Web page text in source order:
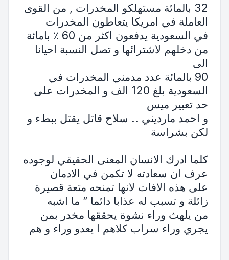
32 بالمائة مستهلكو المخدرات , من القوى
العاملة في امريكا يتعاطون المخدرات
في السعودية يدفعون اكثر من 60 ٪ بامائة
من دخلهم لاشترائها و تصل النسبة احيانا
الى
90 بالمائة عدد مدمني المخدرات في
السعودية بلغ 120 الف و المخدرات على
حد تعبير ميس
و احمد مارديني .. سلاح قاتل يقتل ببطء و
لكن بشراسة
كلما ادرك الانسان المعنى الحقيقي لوجوده
عرف ان سعادته لا تكمن في الادمان
على هذه الافات لانها تمنحه متعة قصيرة
زائلة و تسبب له عذابا دائما ” ما اشبه
من يلهث وراء نشوة يحققها مخدر بمن
يجري وراء سراب كلاهم ا يعدو وراء و هم